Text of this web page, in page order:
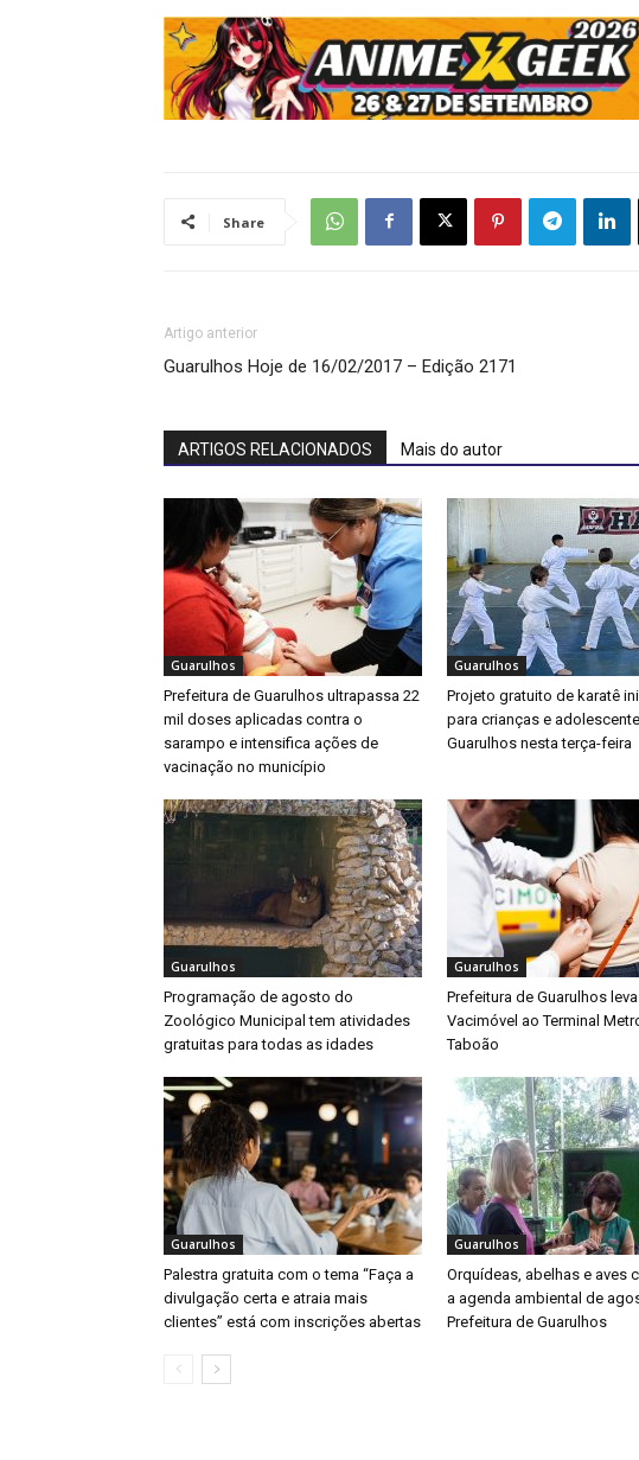
Share
Artigo anterior
Guarulhos Hoje de 16/02/2017 – Edição 2171
ARTIGOS RELACIONADOS Mais do autor
Guarulhos
Prefeitura de Guarulhos ultrapassa 22
mil doses aplicadas contra o
sarampo e intensifica ações de
vacinação no município
Guarulhos
Projeto gratuito de karatê
para crianças e
Guarulhos nesta terça-feira
Guarulhos
Programação de agosto do
Zoológico Municipal tem atividades
gratuitas para todas as idades
Guarulhos
Prefeitura de Guarulhos
Vacimóvel ao Terminal
Taboão
Guarulhos
Palestra gratuita com o tema “Faça a
divulgação certa e atraia mais
clientes” está com inscrições abertas
Guarulhos
Orquídeas, abelhas e aves
a agenda ambiental de
Prefeitura de Guarulhos